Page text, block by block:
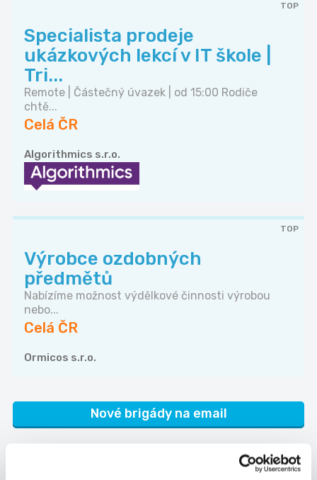
TOP
Specialista prodeje
ukázkových lekcí v IT škole |
Tri...
Remote | Částečný úvazek | od 15:00 Rodiče
chtě...
Celá ČR
Algorithmics s.r.o.
TOP
Výrobce ozdobných
předmětů
Nabízíme možnost výdělkové činnosti výrobou
nebo...
Celá ČR
Ormicos s.r.o.
Nové brigády na email